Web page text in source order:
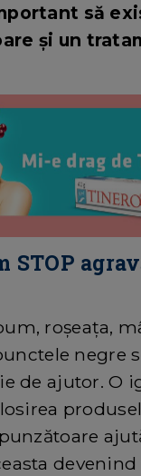
să
și un
STOP
roşeaţa,
negre
de ajutor. O